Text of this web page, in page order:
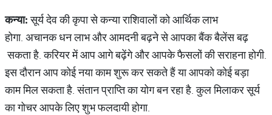
कन्या:सूर्य देव की कृपा से कन्या राशिवालों को आर्थिक लाभ
होगा. अचानक धन लाभ और आमदनी बढ़ने से आपका बैंक बैलेंस बढ़
सकता है. करियर में आप आगे बढ़ेंगे और आपके फैसलों की सराहना होगी.
इस दौरान आप कोई नया काम शुरू कर सकते हैं या आपको कोई बड़ा
काम मिल सकता है. संतान प्राप्ति का योग बन रहा है. कुल मिलाकर सूर्य
का गोचर आपके लिए शुभ फलदायी होगा.